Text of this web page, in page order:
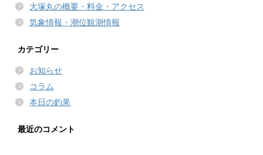
大塚丸の概要・料金・アクセス
気象情報・潮位観測情報
カテゴリー
お知らせ
コラム
本日の釣果
最近のコメント